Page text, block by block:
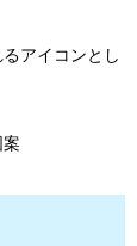
アイコンとし